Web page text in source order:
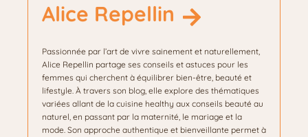
Alice Repellin
Passionnée par l’art de vivre sainement et naturellement,
Alice Repellin partage ses conseils et astuces pour les
femmes qui cherchent à équilibrer bien-être, beauté et
lifestyle. À travers son blog, elle explore des thématiques
variées allant de la cuisine healthy aux conseils beauté au
naturel, en passant par la maternité, le mariage et la
mode. Son approche authentique et bienveillante permet à